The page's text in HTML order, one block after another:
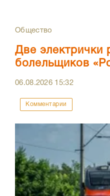
Общество
Две электрички
болельщиков
06.08.2026 15:32
Комментарии